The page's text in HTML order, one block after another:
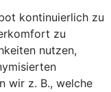
kontinuierlich zu
zu
nutzen,
wir z. B., welche